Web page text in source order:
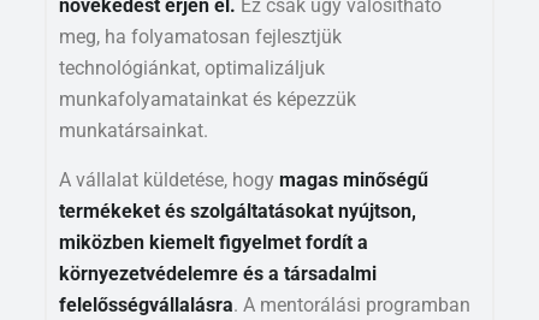
növekedést érjen el. Ez csak úgy valósítható
meg, ha folyamatosan fejlesztjük
technológiánkat, optimalizáljuk
munkafolyamatainkat és képezzük
munkatársainkat.
A vállalat küldetése, hogy magas minőségű
termékeket és szolgáltatásokat nyújtson,
miközben kiemelt figyelmet fordít a
környezetvédelemre és a társadalmi
felelősségvállalásra. A mentorálási programban